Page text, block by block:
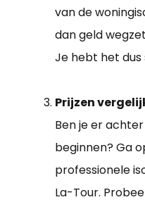
van de
dan geld
Je hebt het dus
Prijzen
Ben je er
beginnen? Ga
professionele
La-Tour.